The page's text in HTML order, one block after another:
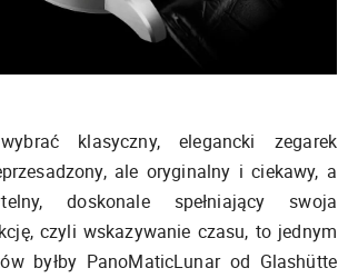
klasyczny, elegancki zegarek
ale oryginalny i ciekawy, a
doskonale spełniający swoja
czyli wskazywanie czasu, to jednym
byłby PanoMaticLunar od Glashütte